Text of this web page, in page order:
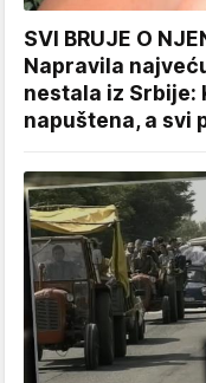
SVI BRUJE O
Napravila
nestala iz Srbije:
napuštena, a svi